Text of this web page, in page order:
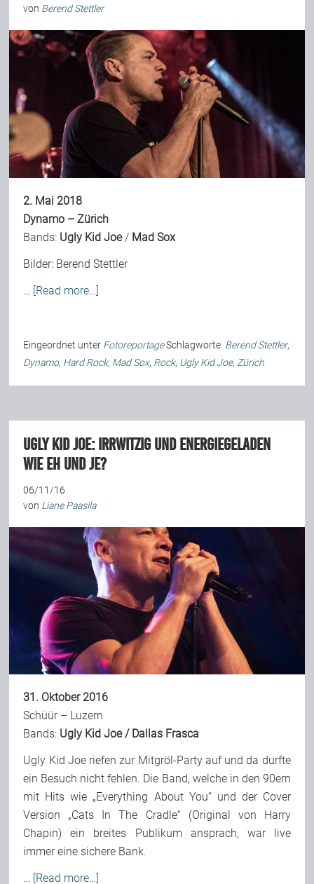
von Berend Stettler
2. Mai 2018
Dynamo – Zürich
Bands: Ugly Kid Joe/ Mad Sox
Bilder: Berend Stettler
… [Read more…]
Eingeordnet unter FotoreportageSchlagworte: Berend Stettler,
Dynamo, Hard Rock, Mad Sox, Rock, Ugly Kid Joe, Zürich
Ugly Kid Joe: Irrwitzig und energiegeladen
wie eh und je?
06/11/16
von Liane Paasila
31. Oktober 2016
Schüür – Luzern
Bands: Ugly Kid Joe/ Dallas Frasca
Ugly Kid Joe riefen zur Mitgröl-Party auf und da durfte
ein Besuch nicht fehlen. Die Band, welche in den 90ern
mit Hits wie „Everything About You“ und der Cover
Version „Cats In The Cradle“ (Original von Harry
Chapin) ein breites Publikum ansprach, war live
immer eine sichere Bank.
… [Read more…]